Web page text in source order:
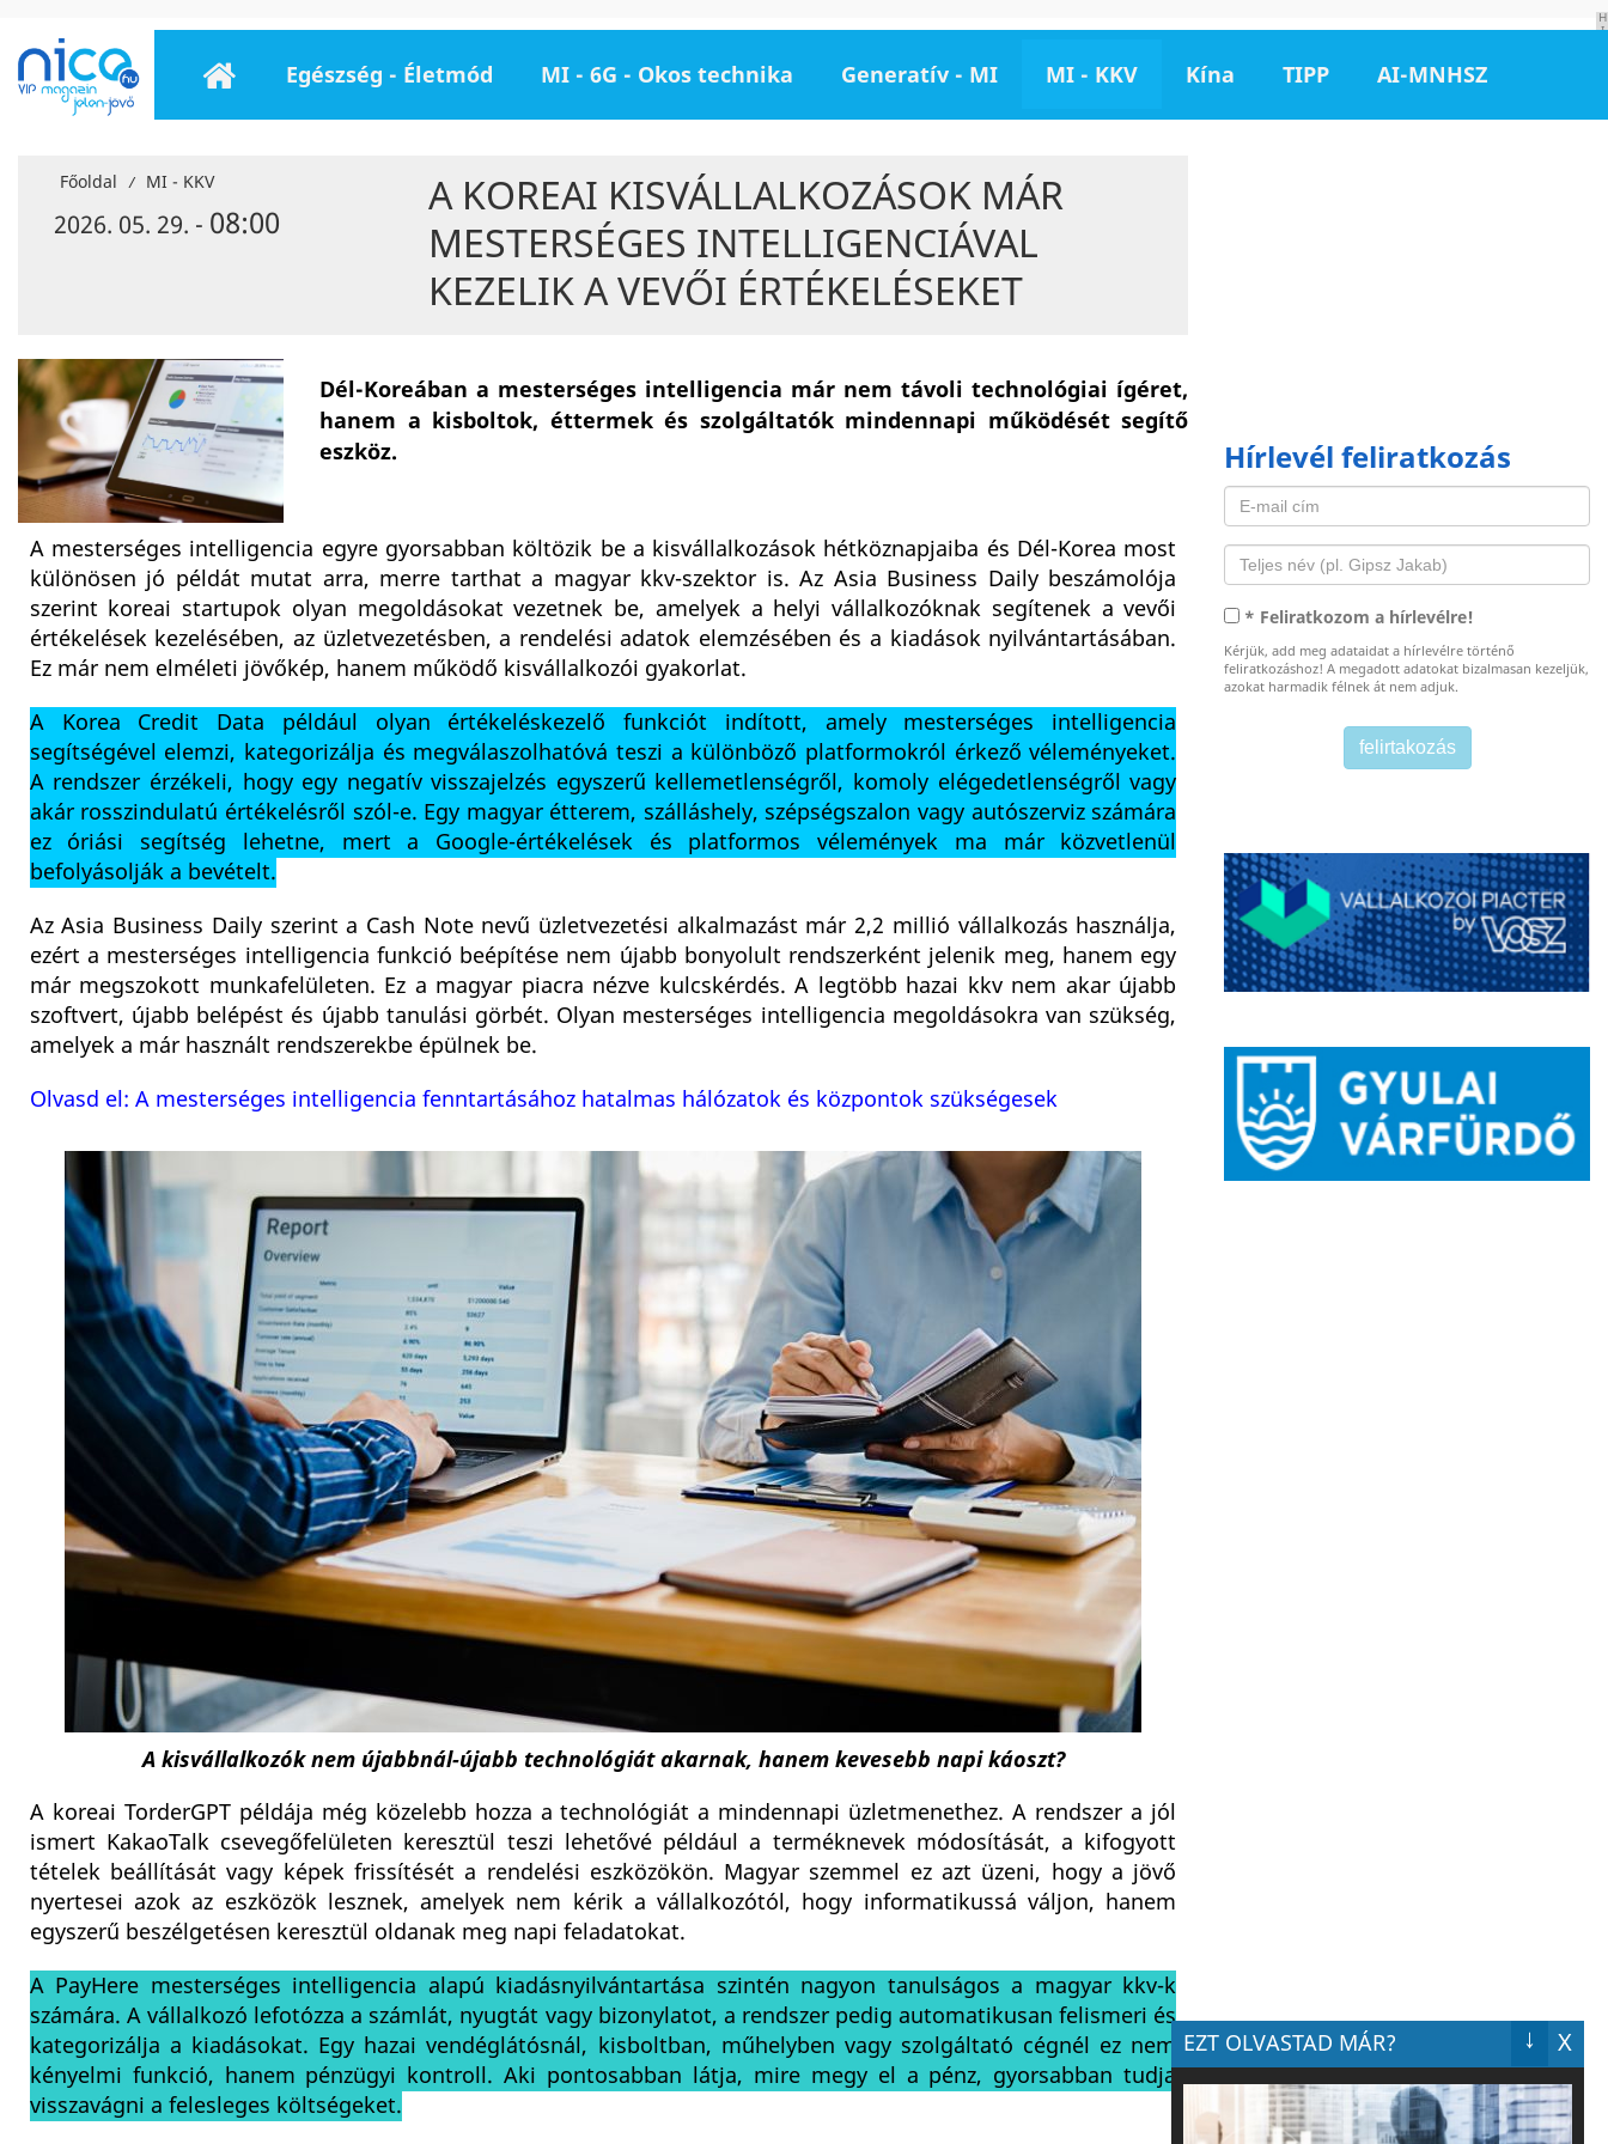
H
I
Egészség - Életmód MI - 6G - Okos technika Generatív - MI MI - KKV Kína TIPP AI-MNHSZ
Főoldal / MI - KKV
2026. 05. 29. - 08:00
A KOREAI KISVÁLLALKOZÁSOK MÁR
MESTERSÉGES INTELLIGENCIÁVAL
KEZELIK A VEVŐI ÉRTÉKELÉSEKET
Dél-Koreában a mesterséges intelligencia már nem távoli technológiai ígéret,
hanem a kisboltok, éttermek és szolgáltatók mindennapi működését segítő
eszköz.
A mesterséges intelligencia egyre gyorsabban költözik be a kisvállalkozások hétköznapjaiba és Dél-Korea most
különösen jó példát mutat arra, merre tarthat a magyar kkv-szektor is. Az Asia Business Daily beszámolója
szerint koreai startupok olyan megoldásokat vezetnek be, amelyek a helyi vállalkozóknak segítenek a vevői
értékelések kezelésében, az üzletvezetésben, a rendelési adatok elemzésében és a kiadások nyilvántartásában.
Ez már nem elméleti jövőkép, hanem működő kisvállalkozói gyakorlat.
A Korea Credit Data például olyan értékeléskezelő funkciót indított, amely mesterséges intelligencia
segítségével elemzi, kategorizálja és megválaszolhatóvá teszi a különböző platformokról érkező véleményeket.
A rendszer érzékeli, hogy egy negatív visszajelzés egyszerű kellemetlenségről, komoly elégedetlenségről vagy
akár rosszindulatú értékelésről szól-e. Egy magyar étterem, szálláshely, szépségszalon vagy autószerviz számára
ez óriási segítség lehetne, mert a Google-értékelések és platformos vélemények ma már közvetlenül
befolyásolják a bevételt.
Az Asia Business Daily szerint a Cash Note nevű üzletvezetési alkalmazást már 2,2 millió vállalkozás használja,
ezért a mesterséges intelligencia funkció beépítése nem újabb bonyolult rendszerként jelenik meg, hanem egy
már megszokott munkafelületen. Ez a magyar piacra nézve kulcskérdés. A legtöbb hazai kkv nem akar újabb
szoftvert, újabb belépést és újabb tanulási görbét. Olyan mesterséges intelligencia megoldásokra van szükség,
amelyek a már használt rendszerekbe épülnek be.
Olvasd el: A mesterséges intelligencia fenntartásához hatalmas hálózatok és központok szükségesek
A kisvállalkozók nem újabbnál-újabb technológiát akarnak, hanem kevesebb napi káoszt?
A koreai TorderGPT példája még közelebb hozza a technológiát a mindennapi üzletmenethez. A rendszer a jól
ismert KakaoTalk csevegőfelületen keresztül teszi lehetővé például a terméknevek módosítását, a kifogyott
tételek beállítását vagy képek frissítését a rendelési eszközökön. Magyar szemmel ez azt üzeni, hogy a jövő
nyertesei azok az eszközök lesznek, amelyek nem kérik a vállalkozótól, hogy informatikussá váljon, hanem
egyszerű beszélgetésen keresztül oldanak meg napi feladatokat.
A PayHere mesterséges intelligencia alapú kiadásnyilvántartása szintén nagyon tanulságos a magyar kkv-k
számára. A vállalkozó lefotózza a számlát, nyugtát vagy bizonylatot, a rendszer pedig automatikusan felismeri és
kategorizálja a kiadásokat. Egy hazai vendéglátósnál, kisboltban, műhelyben vagy szolgáltató cégnél ez nem
kényelmi funkció, hanem pénzügyi kontroll. Aki pontosabban látja, mire megy el a pénz, gyorsabban tudja
visszavágni a felesleges költségeket.
Hírlevél feliratkozás
* Feliratkozom a hírlevélre!
Kérjük, add meg adataidat a hírlevélre történő
feliratkozáshoz! A megadott adatokat bizalmasan kezeljük,
azokat harmadik félnek át nem adjuk.
EZT OLVASTAD MÁR? X
↓